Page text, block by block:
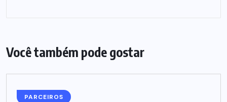
Você também pode gostar
PARCEIROS